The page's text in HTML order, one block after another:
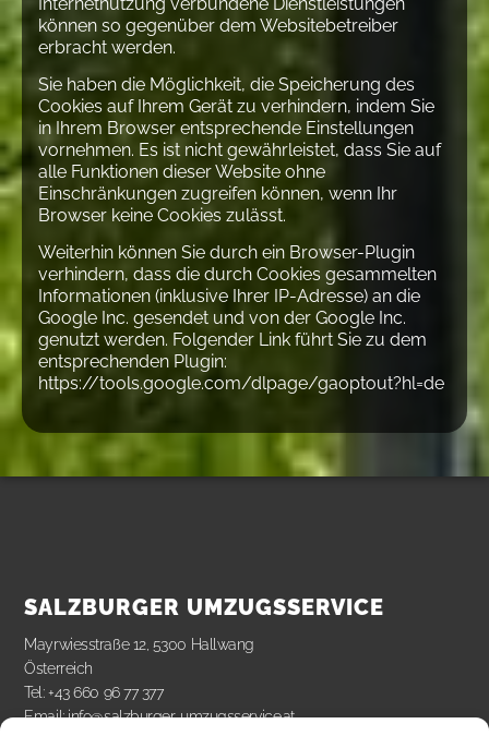
können so gegenüber dem Websitebetreiber
erbracht werden.
Sie haben die Möglichkeit, die Speicherung des
Cookies auf Ihrem Gerät zu verhindern, indem Sie
in Ihrem Browser entsprechende Einstellungen
vornehmen. Es ist nicht gewährleistet, dass Sie auf
alle Funktionen dieser Website ohne
Einschränkungen zugreifen können, wenn Ihr
Browser keine Cookies zulässt.
Weiterhin können Sie durch ein Browser-Plugin
verhindern, dass die durch Cookies gesammelten
Informationen (inklusive Ihrer IP-Adresse) an die
Google Inc. gesendet und von der Google Inc.
genutzt werden. Folgender Link führt Sie zu dem
entsprechenden Plugin:
https://tools.google.com/dlpage/gaoptout?hl=de
SALZBURGER UMZUGSSERVICE
Mayrwiesstraße 12, 5300 Hallwang
Österreich
Tel: +43 660 96 77 377
Email: info@salzburger-umzugsservice.at